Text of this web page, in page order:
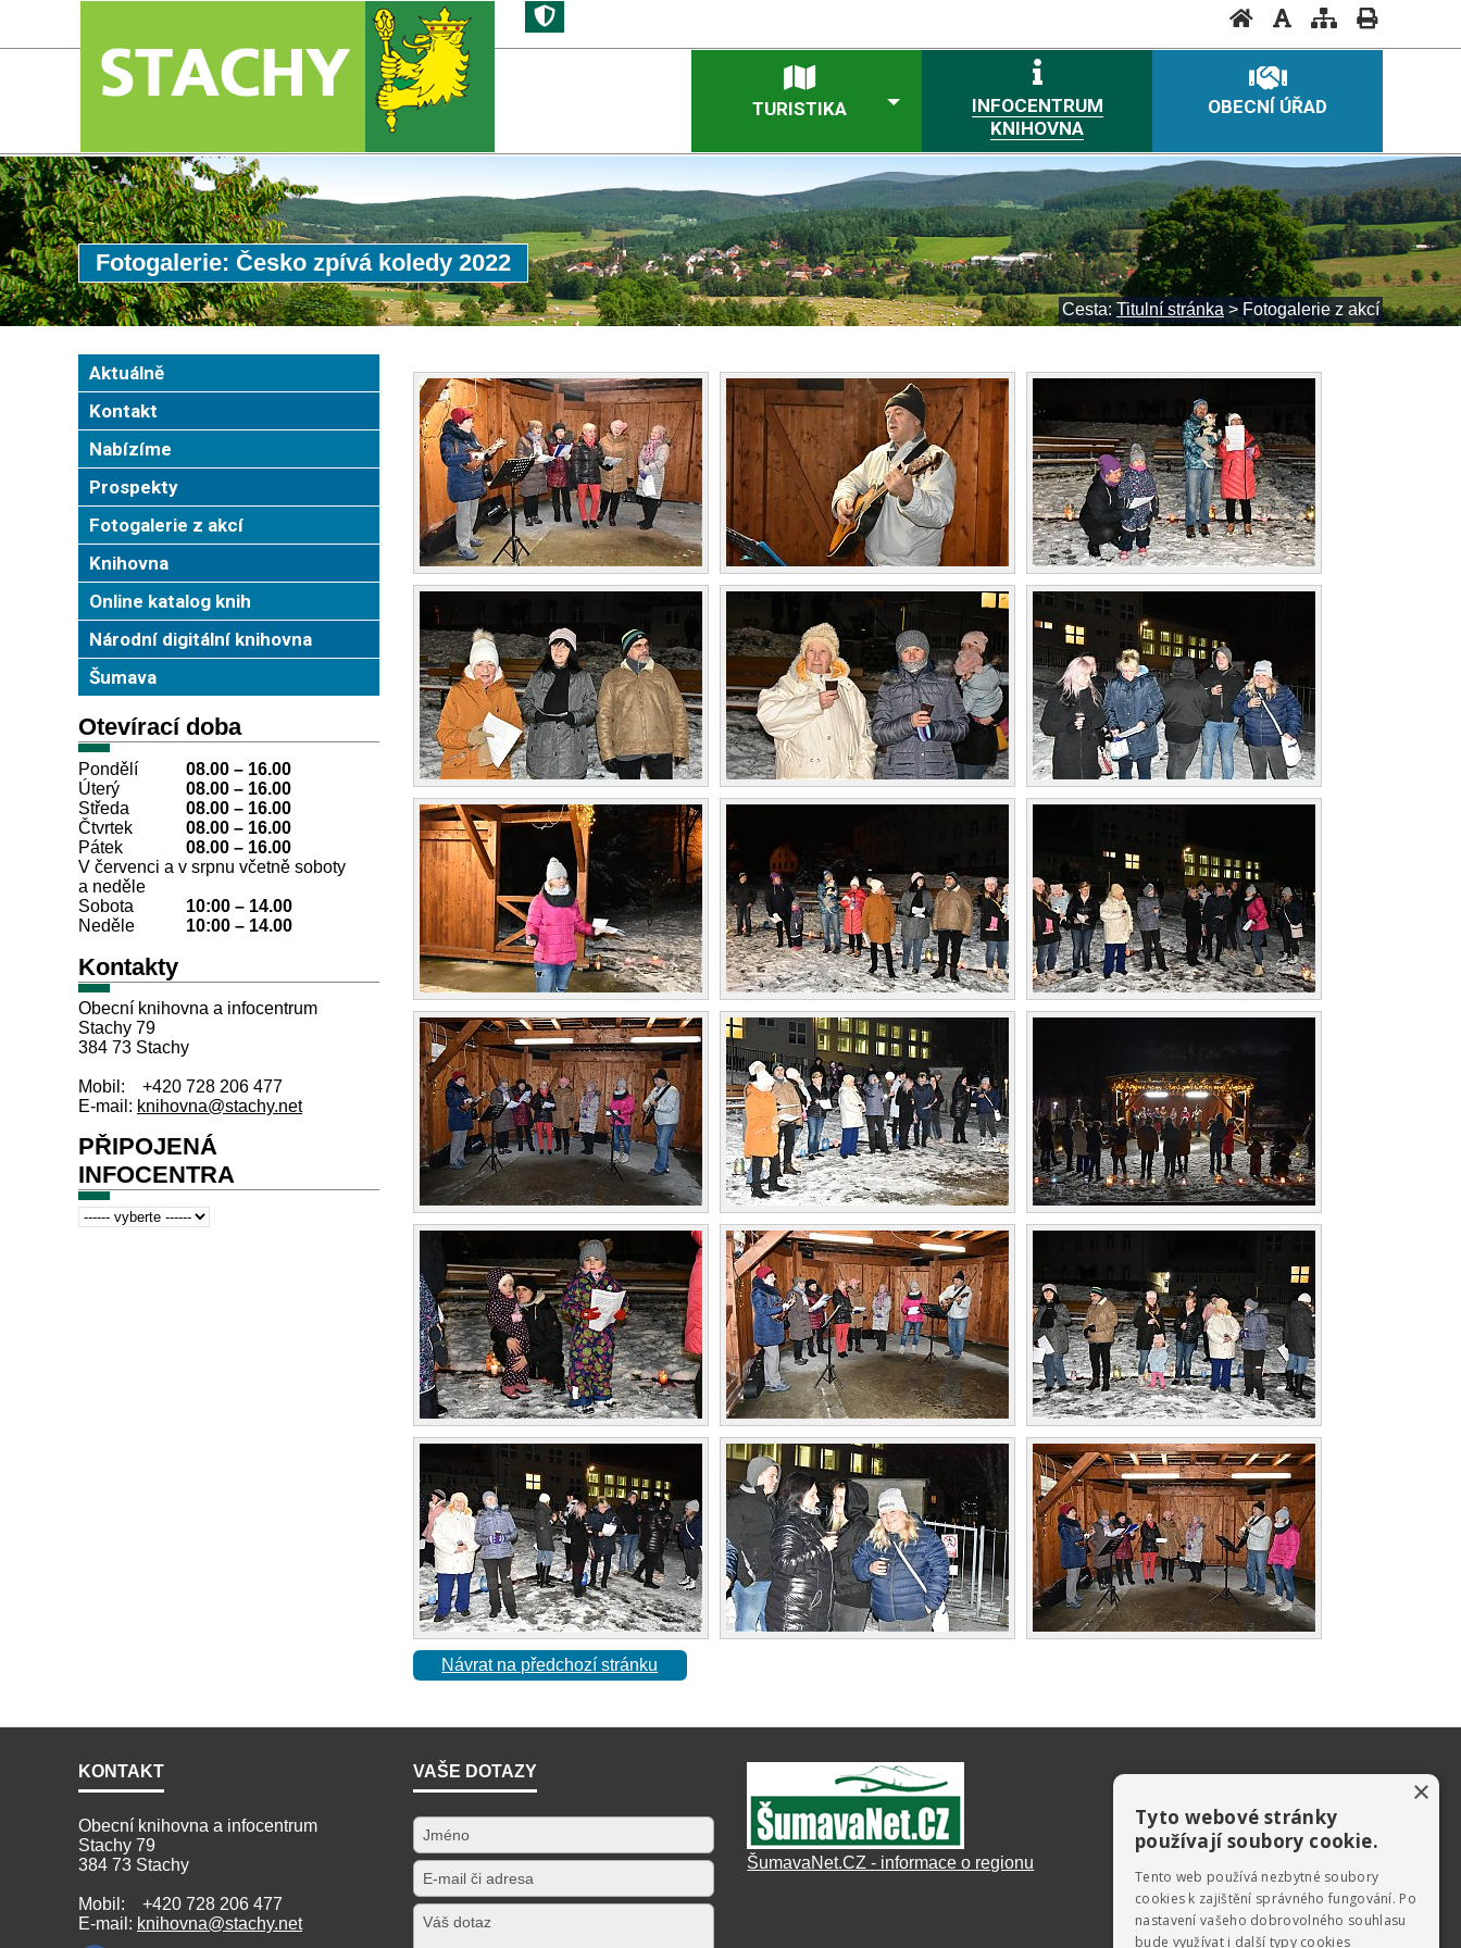
TURISTIKA
INFOCENTRUM
KNIHOVNA
OBECNÍ ÚŘAD
Fotogalerie: Česko zpívá koledy 2022
Cesta: Titulní stránka> Fotogalerie z akcí
Aktuálně
Kontakt
Nabízíme
Prospekty
Fotogalerie z akcí
Knihovna
Online katalog knih
Národní digitální knihovna
Šumava
Otevírací doba
Pondělí
08.00 – 16.00
Úterý
08.00 – 16.00
Středa
08.00 – 16.00
Čtvrtek
08.00 – 16.00
Pátek
08.00 – 16.00
V červenci a v srpnu včetně soboty
a neděle
Sobota
10:00 – 14.00
Neděle
10:00 – 14.00
Kontakty
Obecní knihovna a infocentrum
Stachy 79
384 73 Stachy
Mobil: +420 728 206 477
E-mail: knihovna@stachy.net
PŘIPOJENÁ
INFOCENTRA
Návrat na předchozí stránku
KONTAKT
Obecní knihovna a infocentrum
Stachy 79
384 73 Stachy
Mobil: +420 728 206 477
E-mail: knihovna@stachy.net
VAŠE DOTAZY
ŠumavaNet.CZ - informace o regionu
×
Tyto webové stránky
používají soubory cookie.
Tento web používá nezbytné soubory
cookies k zajištění správného fungování. Po
nastavení vašeho dobrovolného souhlasu
bude využívat i další typy cookies